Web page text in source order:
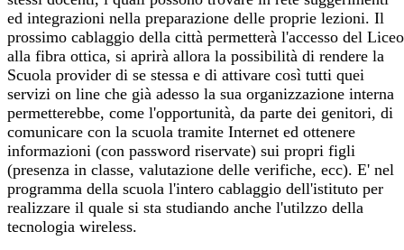
ed integrazioni nella preparazione delle proprie lezioni. Il
prossimo cablaggio della città permetterà l'accesso del Liceo
alla fibra ottica, si aprirà allora la possibilità di rendere la
Scuola provider di se stessa e di attivare così tutti quei
servizi on line che già adesso la sua organizzazione interna
permetterebbe, come l'opportunità, da parte dei genitori, di
comunicare con la scuola tramite Internet ed ottenere
informazioni (con password riservate) sui propri figli
(presenza in classe, valutazione delle verifiche, ecc). E' nel
programma della scuola l'intero cablaggio dell'istituto per
realizzare il quale si sta studiando anche l'utilzzo della
tecnologia wireless.